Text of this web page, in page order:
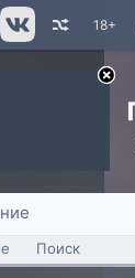
18+
Поиск